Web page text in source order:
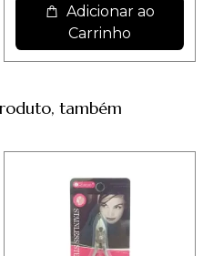
Adicionar ao
Carrinho
também